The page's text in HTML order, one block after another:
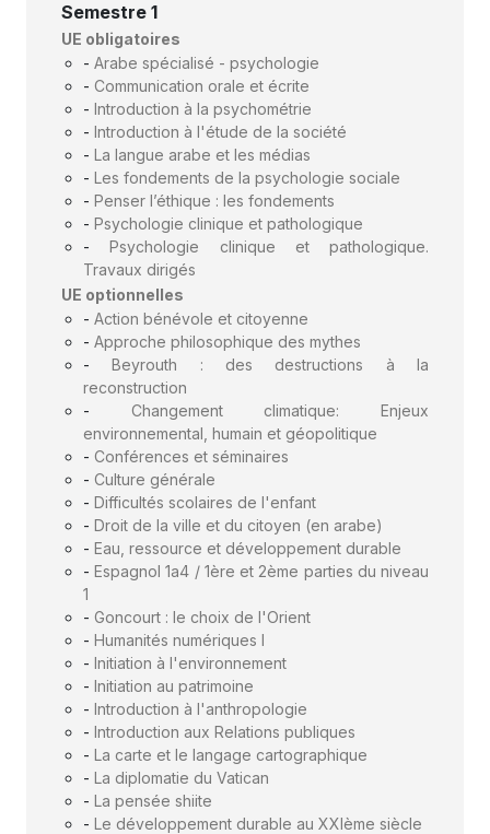
Semestre 1
UE obligatoires
- Arabe spécialisé - psychologie
- Communication orale et écrite
- Introduction à la psychométrie
- Introduction à l'étude de la société
- La langue arabe et les médias
- Les fondements de la psychologie sociale
- Penser l’éthique : les fondements
- Psychologie clinique et pathologique
-Psychologie clinique et pathologique.
Travaux dirigés
UE optionnelles
- Action bénévole et citoyenne
- Approche philosophique des mythes
-Beyrouth : des destructions à la
reconstruction
- Changement climatique: Enjeux
environnemental, humain et géopolitique
- Conférences et séminaires
- Culture générale
- Difficultés scolaires de l'enfant
- Droit de la ville et du citoyen (en arabe)
- Eau, ressource et développement durable
-Espagnol 1a4 / 1ère et 2ème parties du niveau
1
- Goncourt : le choix de l'Orient
- Humanités numériques I
- Initiation à l'environnement
- Initiation au patrimoine
- Introduction à l'anthropologie
- Introduction aux Relations publiques
- La carte et le langage cartographique
- La diplomatie du Vatican
- La pensée shiite
- Le développement durable au XXIème siècle